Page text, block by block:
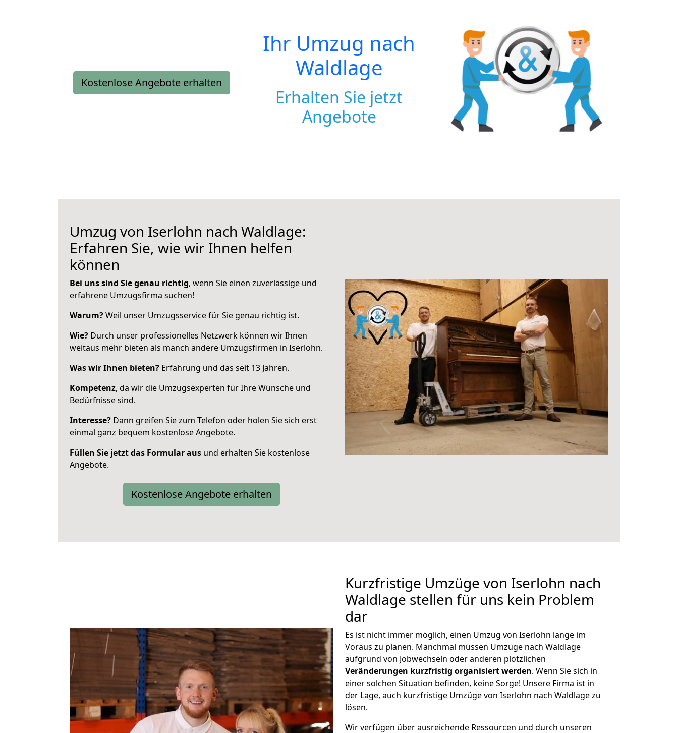
Kostenlose Angebote erhalten
Ihr Umzug nach
Waldlage
Erhalten Sie jetzt
Angebote
Umzug von Iserlohn nach Waldlage:
Erfahren Sie, wie wir Ihnen helfen
können
Bei uns sind Sie genau richtig, wenn Sie einen zuverlässige und
erfahrene Umzugsfirma suchen!
Warum?Weil unser Umzugsservice für Sie genau richtig ist.
Wie? Durch unser professionelles Netzwerk können wir Ihnen
weitaus mehr bieten als manch andere Umzugsfirmen in Iserlohn.
Was wir Ihnen bieten? Erfahrung und das seit 13 Jahren.
Kompetenz, da wir die Umzugsexperten für Ihre Wünsche und
Bedürfnisse sind.
Interesse? Dann greifen Sie zum Telefon oder holen Sie sich erst
einmal ganz bequem kostenlose Angebote.
Füllen Sie jetzt das Formular aus und erhalten Sie kostenlose
Angebote.
Kostenlose Angebote erhalten
Kurzfristige Umzüge von Iserlohn nach
Waldlage stellen für uns kein Problem
dar
Es ist nicht immer möglich, einen Umzug von Iserlohn lange im
Voraus zu planen. Manchmal müssen Umzüge nach Waldlage
aufgrund von Jobwechseln oder anderen plötzlichen
Veränderungen kurzfristig organisiert werden. Wenn Sie sich in
einer solchen Situation befinden, keine Sorge! Unsere Firma ist in
der Lage, auch kurzfristige Umzüge von Iserlohn nach Waldlage zu
lösen.
Wir verfügen über ausreichende Ressourcen und durch unseren